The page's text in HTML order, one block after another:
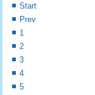
Start
Prev
1
2
3
4
5